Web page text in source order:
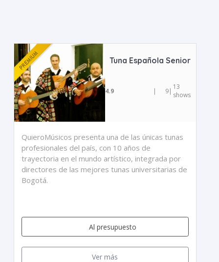
Tuna Española Senior
4.9 | 9| 13
shows
QuieroMúsicos presenta una de las únicas tunas
profesionales del país, con 10 años de
trayectoria en el mundo artístico, integrada por
directores de las mejores tunas universitarias de
Bogotá.
Al presupuesto
Ver más